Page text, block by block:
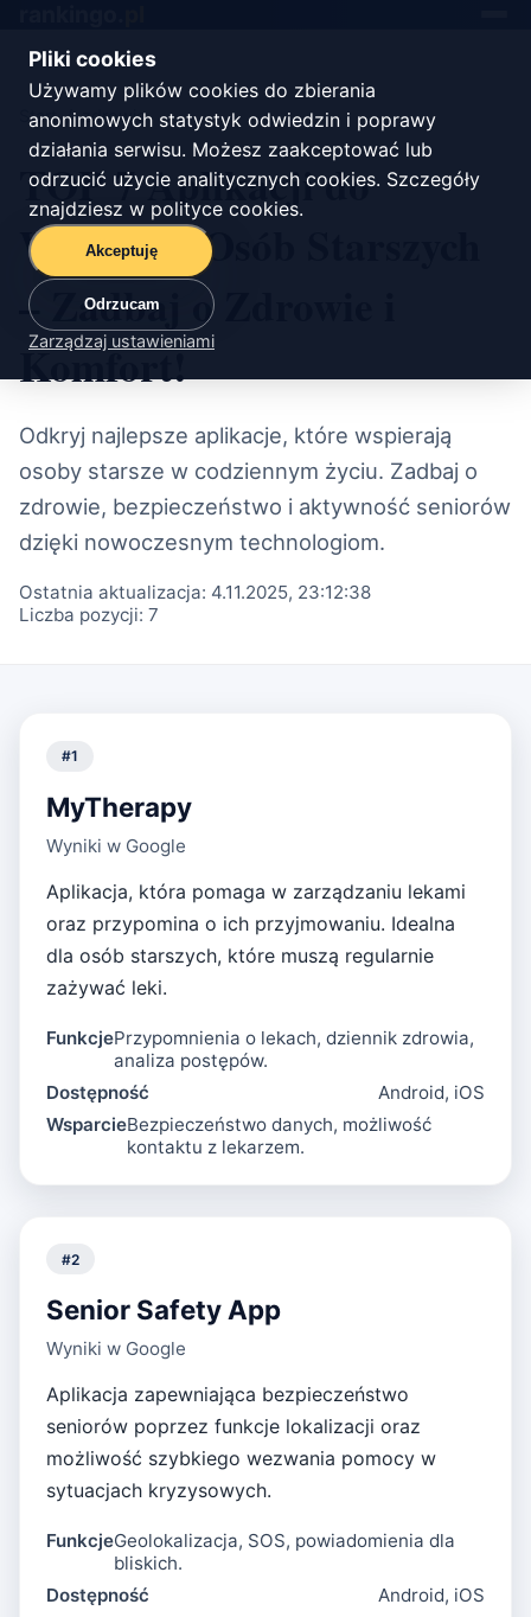
Pliki cookies
Używamy plików cookies do zbierania
anonimowych statystyk odwiedzin i poprawy
działania serwisu. Możesz zaakceptować lub
odrzucić użycie analitycznych cookies. Szczegóły
znajdziesz w polityce cookies.
Akceptuję
Odrzucam
Zarządzaj ustawieniami
Start/zdrowie
TOP 7 Aplikacji do
Wsparcia Osób Starszych
– Zadbaj o Zdrowie i
Komfort!
Odkryj najlepsze aplikacje, które wspierają
osoby starsze w codziennym życiu. Zadbaj o
zdrowie, bezpieczeństwo i aktywność seniorów
dzięki nowoczesnym technologiom.
Ostatnia aktualizacja: 4.11.2025, 23:12:38
Liczba pozycji: 7
#1
MyTherapy
Wyniki w Google
Aplikacja, która pomaga w zarządzaniu lekami
oraz przypomina o ich przyjmowaniu. Idealna
dla osób starszych, które muszą regularnie
zażywać leki.
FunkcjePrzypomnienia o lekach, dziennik zdrowia,
analiza postępów.
Dostępność
Android, iOS
WsparcieBezpieczeństwo danych, możliwość
kontaktu z lekarzem.
#2
Senior Safety App
Wyniki w Google
Aplikacja zapewniająca bezpieczeństwo
seniorów poprzez funkcje lokalizacji oraz
możliwość szybkiego wezwania pomocy w
sytuacjach kryzysowych.
FunkcjeGeolokalizacja, SOS, powiadomienia dla
bliskich.
Dostępność
Android, iOS